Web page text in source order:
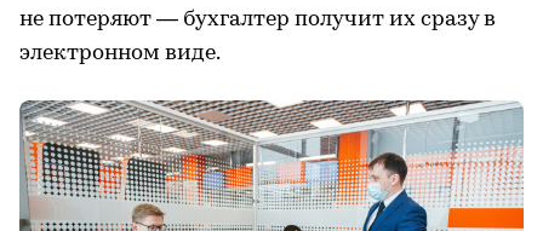
не потеряют — бухгалтер получит их сразу в
электронном виде.